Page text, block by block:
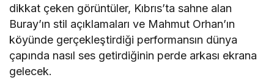
dikkat çeken görüntüler, Kıbrıs’ta sahne alan
Buray’ın stil açıklamaları ve Mahmut Orhan’ın
köyünde gerçekleştirdiği performansın dünya
çapında nasıl ses getirdiğinin perde arkası ekrana
gelecek.